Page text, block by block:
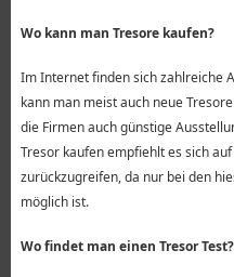
Wo kann man Tresore kaufen?
Im Internet finden sich zahlreiche
kann man meist auch neue
die Firmen auch günstige
Tresor kaufen empfiehlt es sich
zurückzugreifen, da nur bei den
möglich ist.
Wo findet man einen Tresor Test?